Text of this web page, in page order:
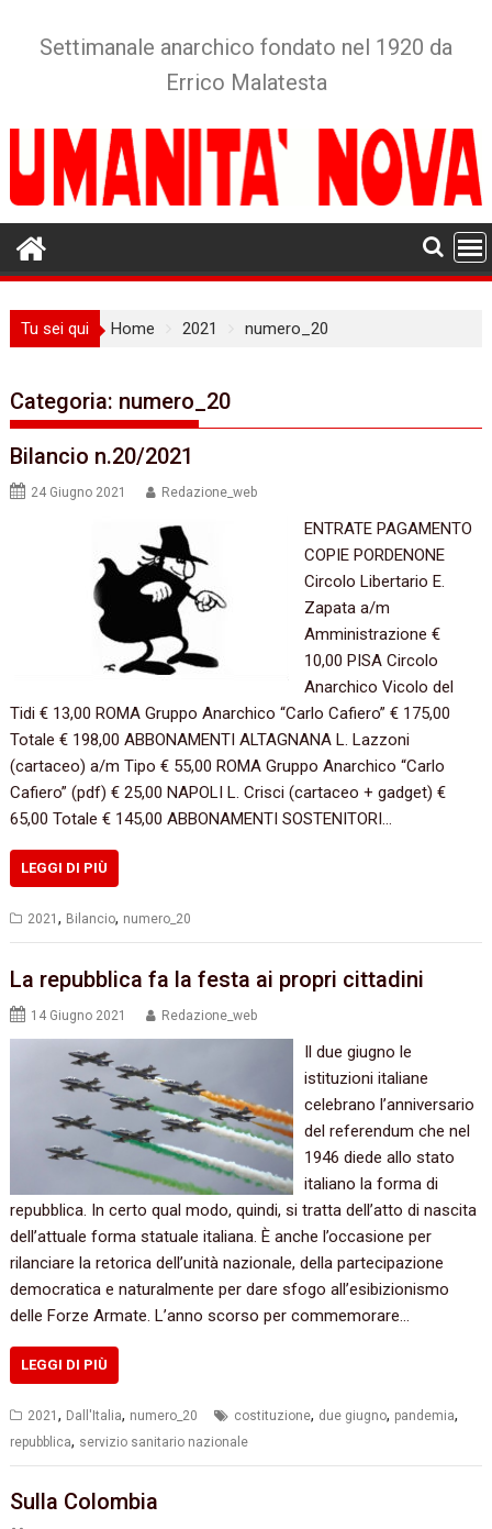
Settimanale anarchico fondato nel 1920 da
Errico Malatesta
Tu sei qui Home 2021 numero_20
Categoria: numero_20
Bilancio n.20/2021
24 Giugno 2021 Redazione_web
ENTRATE PAGAMENTO
COPIE PORDENONE
Circolo Libertario E.
Zapata a/m
Amministrazione €
10,00 PISA Circolo
Anarchico Vicolo del
Tidi € 13,00 ROMA Gruppo Anarchico “Carlo Cafiero” € 175,00
Totale € 198,00 ABBONAMENTI ALTAGNANA L. Lazzoni
(cartaceo) a/m Tipo € 55,00 ROMA Gruppo Anarchico “Carlo
Cafiero” (pdf) € 25,00 NAPOLI L. Crisci (cartaceo + gadget) €
65,00 Totale € 145,00 ABBONAMENTI SOSTENITORI…
LEGGI DI PIÙ
2021, Bilancio, numero_20
La repubblica fa la festa ai propri cittadini
14 Giugno 2021 Redazione_web
Il due giugno le
istituzioni italiane
celebrano l’anniversario
del referendum che nel
1946 diede allo stato
italiano la forma di
repubblica. In certo qual modo, quindi, si tratta dell’atto di nascita
dell’attuale forma statuale italiana. È anche l’occasione per
rilanciare la retorica dell’unità nazionale, della partecipazione
democratica e naturalmente per dare sfogo all’esibizionismo
delle Forze Armate. L’anno scorso per commemorare…
LEGGI DI PIÙ
2021, Dall'Italia, numero_20 costituzione, due giugno, pandemia,
repubblica, servizio sanitario nazionale
Sulla Colombia